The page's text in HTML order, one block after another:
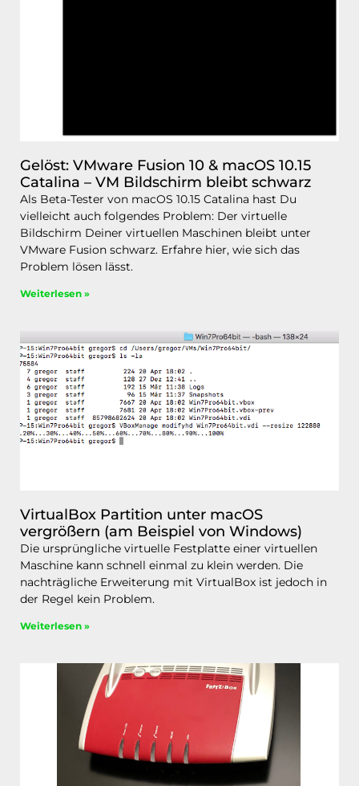
Gelöst: VMware Fusion 10 & macOS 10.15
Catalina – VM Bildschirm bleibt schwarz
Als Beta-Tester von macOS 10.15 Catalina hast Du
vielleicht auch folgendes Problem: Der virtuelle
Bildschirm Deiner virtuellen Maschinen bleibt unter
VMware Fusion schwarz. Erfahre hier, wie sich das
Problem lösen lässt.
Weiterlesen »
VirtualBox Partition unter macOS
vergrößern (am Beispiel von Windows)
Die ursprüngliche virtuelle Festplatte einer virtuellen
Maschine kann schnell einmal zu klein werden. Die
nachträgliche Erweiterung mit VirtualBox ist jedoch in
der Regel kein Problem.
Weiterlesen »